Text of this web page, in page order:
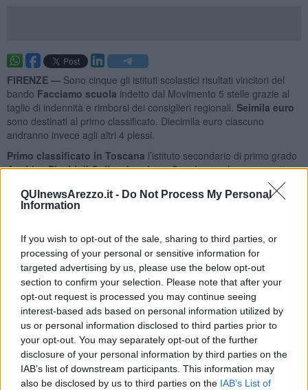
QUInewsArezzo.it - Do Not Process My Personal
Information
If you wish to opt-out of the sale, sharing to third parties, or
processing of your personal or sensitive information for
targeted advertising by us, please use the below opt-out
section to confirm your selection. Please note that after your
opt-out request is processed you may continue seeing
interest-based ads based on personal information utilized by
us or personal information disclosed to third parties prior to
your opt-out. You may separately opt-out of the further
disclosure of your personal information by third parties on the
IAB’s list of downstream participants. This information may
also be disclosed by us to third parties on the IAB’s List of
FIRENZE — Sono cinque gli istituti scolastici risultati vincitori del
bando Facciamo scuola indetto dal Movimento 5 stelle grazie al
taglio di indennità e rimborsi dei consiglieri regionali. Seimila euro
sono destinati al primo classificato. Diecimila euro ciascuno
andranno invece agli altri 4 plessi.
Primo classificato in Toscana l’istituto secondario di primo grado
Anchise Picchi di CollesalvetticonOrto in condotta, progetto
che prevede la realizzazione di orti per promuovere e sviluppare
l’educazione alimentare e ambientale nelle scuole.
Secondo posto per la secondaria di primo gradoBarsanti di
Firenzecon il progetto di studio assistito pomeridiano gratuito
tuo prof ti aiuta!
Terzo classificatol’istututo comprensivo di Gallicano a Lucca con
Scuola viva e aperta , sviluppare competenze grazie
alle nuove tecnologie.
Quarto posto perScuola attiva, laboratorio scolastico di
educazione al decoro, sicurezza e incisività proposto dal
comprensivo Giorgio Vasari di Arezzo.